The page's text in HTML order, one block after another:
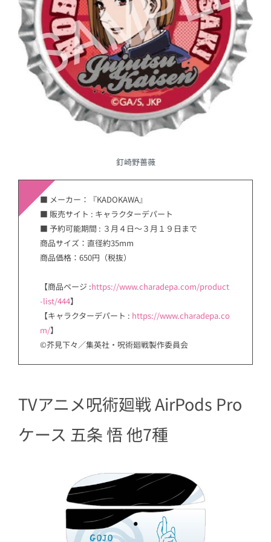
釘崎野薔薇
■ メーカー：『KADOKAWA』
■ 販売サイト : キャラクターデパート
■ 予約可能期間 : ３月４日〜３月１９日まで
商品サイズ：直径約35mm
商品価格：650円（税抜）
【商品ページ :https://www.charadepa.com/product
-list/444】
【キャラクターデパート : https://www.charadepa.co
m/】
©芥見下々／集英社・呪術廻戦製作委員会
TVアニメ呪術廻戦 AirPods Pro
ケース 五条 悟 他7種